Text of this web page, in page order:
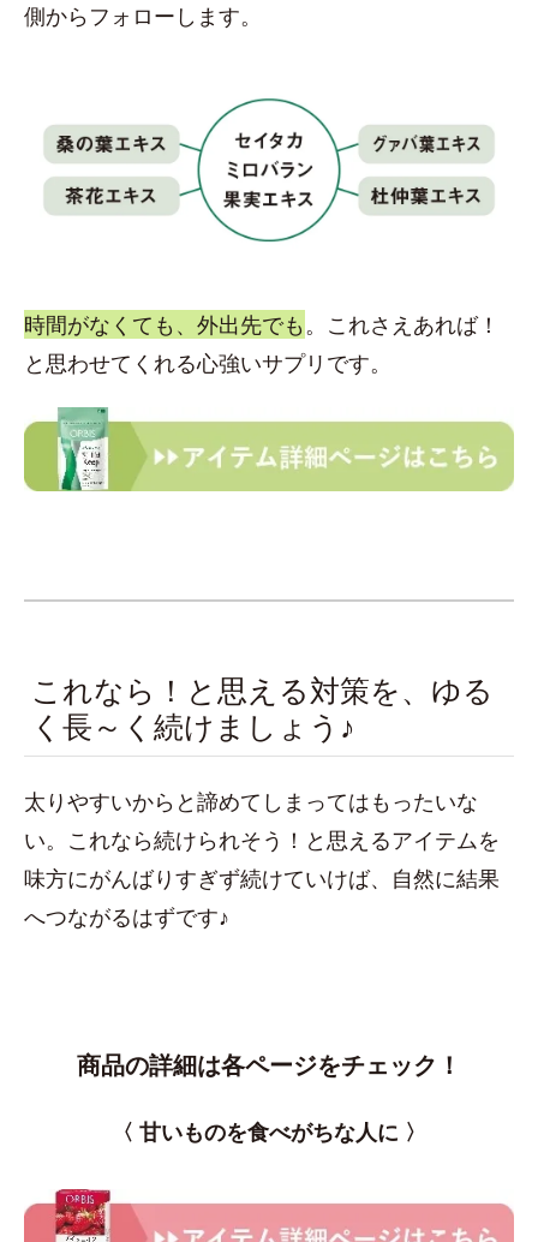
側からフォローします。
時間がなくても、外出先でも。これさえあれば！
と思わせてくれる心強いサプリです。
これなら！と思える対策を、ゆる
く長～く続けましょう♪
太りやすいからと諦めてしまってはもったいな
い。これなら続けられそう！と思えるアイテムを
味方にがんばりすぎず続けていけば、自然に結果
へつながるはずです♪
商品の詳細は各ページをチェック！
〈 甘いものを食べがちな人に 〉